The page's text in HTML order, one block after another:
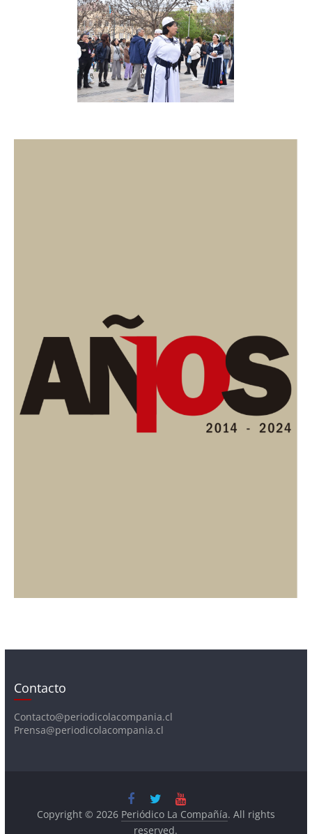
Contacto
Contacto@periodicolacompania.cl
Prensa@periodicolacompania.cl
Copyright © 2026 Periódico La Compañía. All rights
reserved.